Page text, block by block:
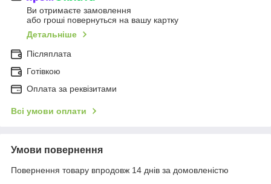
Ви отримаєте замовлення
або гроші повернуться на вашу картку
Детальніше
Післяплата
Готівкою
Оплата за реквізитами
Всі умови оплати
Умови повернення
Повернення товару впродовж 14 днів за домовленістю